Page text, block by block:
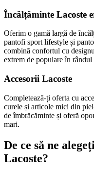
Încălțăminte Lacoste
Oferim o gamă largă de
pantofi sport lifestyle și
combină confortul cu
extrem de populare în
Accesorii Lacoste
Completează-ți oferta cu
curele și articole mici din
de îmbrăcăminte și oferă
mari.
De ce să ne
Lacoste?